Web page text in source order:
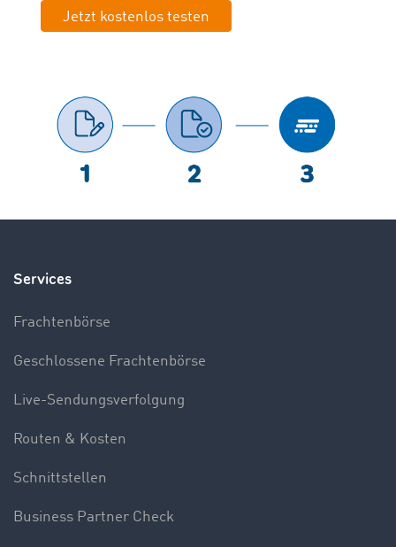
Jetzt kostenlos testen
Services
Frachtenbörse
Geschlossene Frachtenbörse
Live-Sendungsverfolgung
Routen & Kosten
Schnittstellen
Business Partner Check